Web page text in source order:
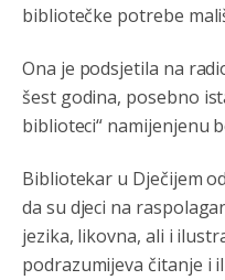
bibliotečke potrebe
Ona je podsjetila na
šest godina, posebno
biblioteci“ namijenjenu
Bibliotekar u Dječijem
da su djeci na
jezika, likovna, ali i
podrazumijeva čitanje i
Marcelo debiliiii
Анонимно2022778
mamu vam **bem
Анонимно2553747 5:42
Narode.nemoguda
neznate danas slavimo
Анонимно2798926 6:48